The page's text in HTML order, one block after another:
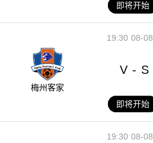
即将开始
08-08
19:30
梅州客家
V - S
即将开始
08-08
19:30